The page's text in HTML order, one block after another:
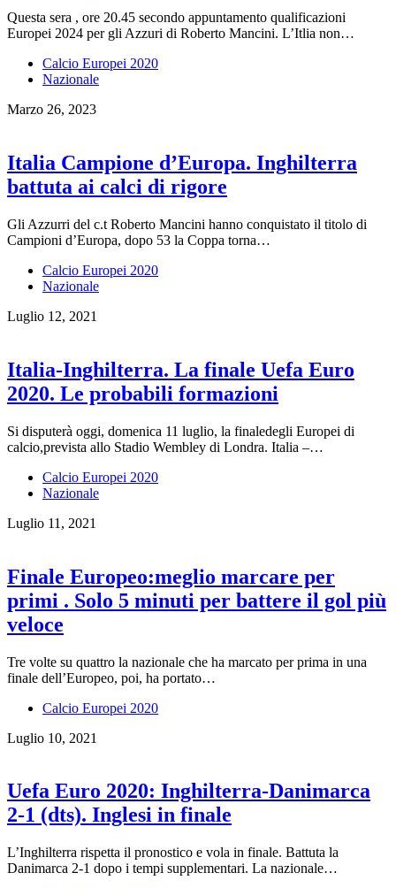
Questa sera , ore 20.45 secondo appuntamento qualificazioni
Europei 2024 per gli Azzuri di Roberto Mancini. L’Itlia non…
Calcio Europei 2020
Nazionale
Marzo 26, 2023
Italia Campione d’Europa. Inghilterra
battuta ai calci di rigore
Gli Azzurri del c.t Roberto Mancini hanno conquistato il titolo di
Campioni d’Europa, dopo 53 la Coppa torna…
Calcio Europei 2020
Nazionale
Luglio 12, 2021
Italia-Inghilterra. La finale Uefa Euro
2020. Le probabili formazioni
Si disputerà oggi, domenica 11 luglio, la finaledegli Europei di
calcio,prevista allo Stadio Wembley di Londra. Italia –…
Calcio Europei 2020
Nazionale
Luglio 11, 2021
Finale Europeo:meglio marcare per
primi . Solo 5 minuti per battere il gol più
veloce
Tre volte su quattro la nazionale che ha marcato per prima in una
finale dell’Europeo, poi, ha portato…
Calcio Europei 2020
Luglio 10, 2021
Uefa Euro 2020: Inghilterra-Danimarca
2-1 (dts). Inglesi in finale
L’Inghilterra rispetta il pronostico e vola in finale. Battuta la
Danimarca 2-1 dopo i tempi supplementari. La nazionale…